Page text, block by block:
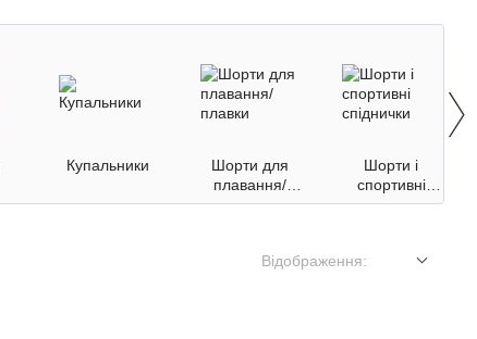
Купальники
Шорти для
плавання/
плавки
Шорти і
спортивні
спіднички
Відображення: